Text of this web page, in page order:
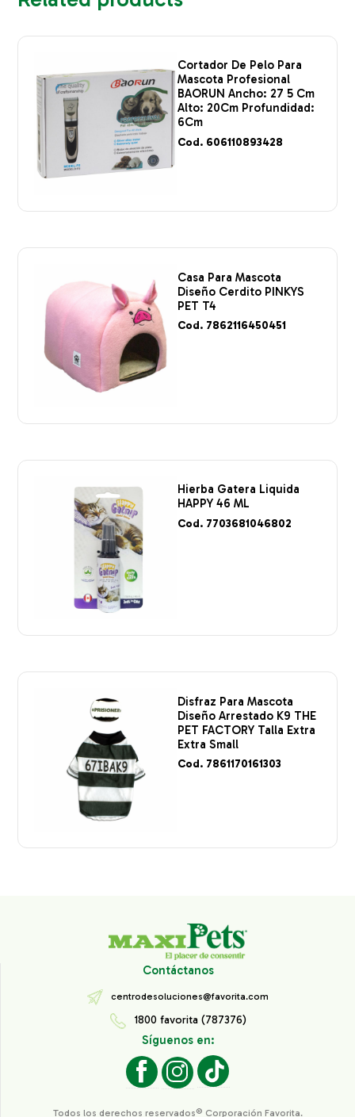
Cortador De Pelo Para
Mascota Profesional
BAORUN Ancho: 27 5 Cm
Alto: 20Cm Profundidad:
6Cm
Cod. 606110893428
Casa Para Mascota
Diseño Cerdito PINKYS
PET T4
Cod. 7862116450451
Hierba Gatera Liquida
HAPPY 46 ML
Cod. 7703681046802
Disfraz Para Mascota
Diseño Arrestado K9 THE
PET FACTORY Talla Extra
Extra Small
Cod. 7861170161303
Contáctanos
centrodesoluciones@favorita.com
1800 favorita (787376)
Síguenos en:
Todos los derechos reservados® Corporación Favorita.